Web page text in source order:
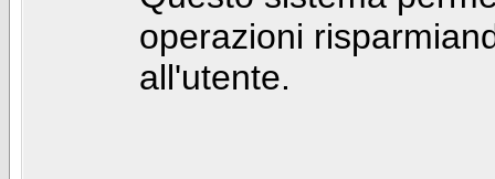
operazioni
all'utente.